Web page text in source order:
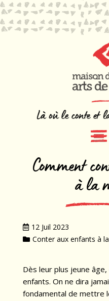
Comment
à la
12 Juil 2023
Conter aux enfants à
Dès leur plus jeune
enfants. On ne dira
fondamental de mettre